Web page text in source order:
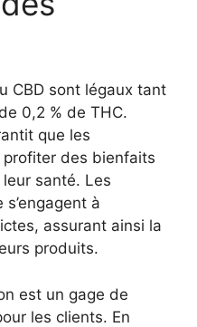
CBD sont légaux tant
0,2 % de THC.
que les
des bienfaits
santé. Les
à
assurant ainsi la
produits.
est un gage de
les clients. En